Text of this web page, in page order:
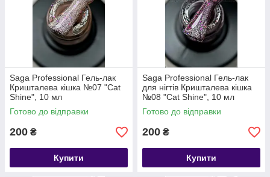
Saga Professional Гель-лак
Кришталева кішка №07 "Cat
Shine", 10 мл
Готово до відправки
200 ₴
Купити
Saga Professional Гель-лак
для нігтів Кришталева кішка
№08 "Cat Shine", 10 мл
Готово до відправки
200 ₴
Купити